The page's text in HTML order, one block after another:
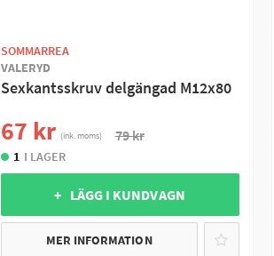
SOMMARREA
VALERYD
Sexkantsskruv delgängad M12x80
67 kr (ink. moms) 79 kr
1 I LAGER
+ LÄGG I KUNDVAGN
MER INFORMATION